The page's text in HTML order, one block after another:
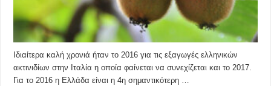
Ιδιαίτερα καλή χρονιά ήταν το 2016 για τις εξαγωγές ελληνικών
ακτινιδίων στην Ιταλία η οποία φαίνεται να συνεχίζεται και το 2017.
Για το 2016 η Ελλάδα είναι η 4η σημαντικότερη …